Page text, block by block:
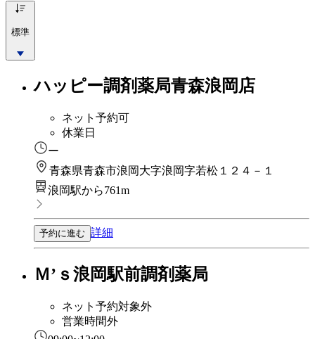
標準
ハッピー調剤薬局青森浪岡店
ネット予約可
休業日
ー
青森県青森市浪岡大字浪岡字若松１２４－１
浪岡駅から761m
予約に進む 詳細
Ｍ’ｓ浪岡駅前調剤薬局
ネット予約対象外
営業時間外